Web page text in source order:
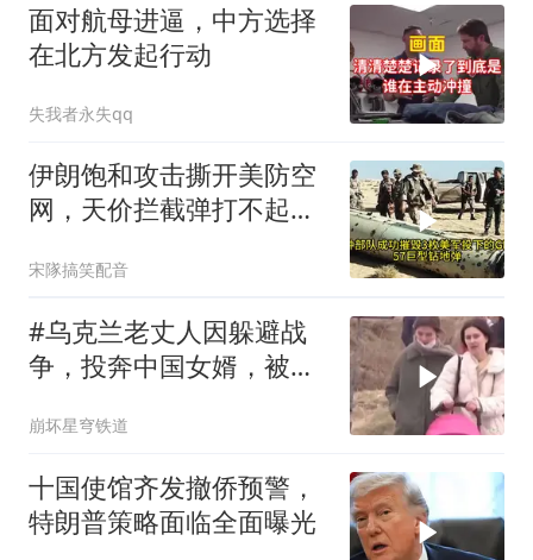
面对航母进逼，中方选择
在北方发起行动
失我者永失qq
伊朗饱和攻击撕开美防空
网，天价拦截弹打不起，
宋隊搞笑配音
#乌克兰老丈人因躲避战
争，投奔中国女婿，被眼
崩坏星穹铁道
十国使馆齐发撤侨预警，
特朗普策略面临全面曝光